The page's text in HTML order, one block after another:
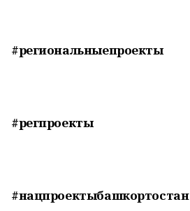
#региональныепроекты
#регпроекты
#нацпроектыбашкортостан